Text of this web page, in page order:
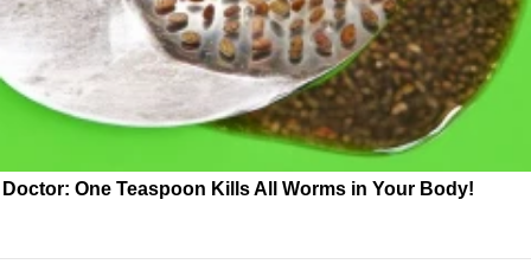
Doctor: One Teaspoon Kills All Worms in Your Body!